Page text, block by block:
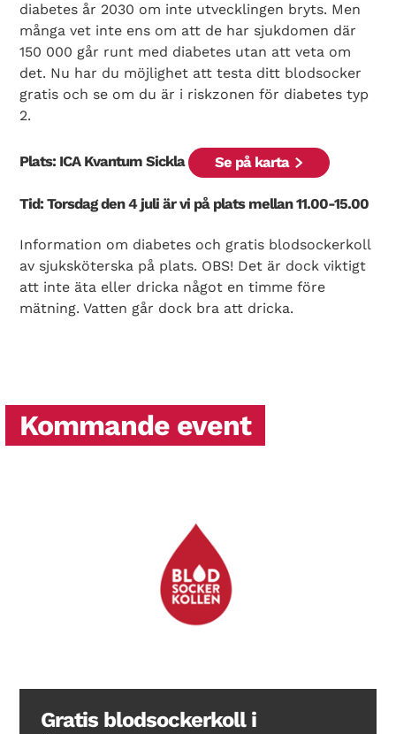
Search Diabetes Wellness Sverige
diabetes år 2030 om inte utvecklingen bryts. Men
många vet inte ens om att de har sjukdomen där
150 000 går runt med diabetes utan att veta om
det. Nu har du möjlighet att testa ditt blodsocker
gratis och se om du är i riskzonen för diabetes typ
2.
Plats: ICA Kvantum Sickla Se på karta
Tid: Torsdag den 4 juli är vi på plats mellan 11.00-15.00
Information om diabetes och gratis blodsockerkoll
av sjuksköterska på plats. OBS! Det är dock viktigt
att inte äta eller dricka något en timme före
mätning. Vatten går dock bra att dricka.
Kommande event
Gratis blodsockerkoll i